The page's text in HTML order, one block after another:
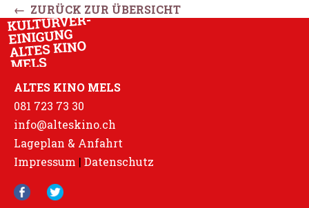
← ZURÜCK ZUR ÜBERSICHT
ALTES KINO MELS
081 723 73 30
info@alteskino.ch
Lageplan & Anfahrt
Impressum | Datenschutz